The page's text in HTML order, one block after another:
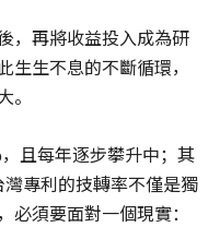
，再將收益投入成為研
生不息的不斷循環，
且每年逐步攀升中；其
專利的技轉率不僅是獨
須要面對一個現實：